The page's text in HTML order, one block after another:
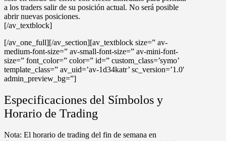
a los traders salir de su posición actual. No será posible
abrir nuevas posiciones.
[/av_textblock]
[/av_one_full][/av_section][av_textblock size=” av-
medium-font-size=” av-small-font-size=” av-mini-font-
size=” font_color=” color=” id=” custom_class=’symo’
template_class=” av_uid=’av-1d34katr’ sc_version=’1.0′
admin_preview_bg=”]
Especificaciones del Símbolos y
Horario de Trading
Nota: El horario de trading del fin de semana en